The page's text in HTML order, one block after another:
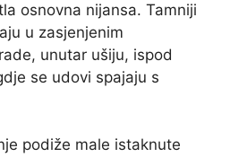
osnovna nijansa. Tamniji
u zasjenjenim
unutar ušiju, ispod
se udovi spajaju s
podiže male istaknute